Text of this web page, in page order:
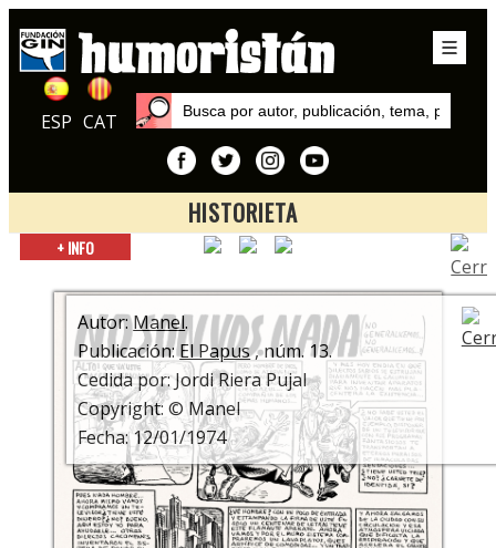
ESP CAT
HISTORIETA
Inicio
Manel
+ INFO
Autor:Manel.
Publicación:El Papus, núm. 13.
Cedida por: Jordi Riera Pujal
Copyright: © Manel
Fecha: 12/01/1974